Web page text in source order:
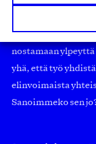
suuryrityksiin.
edistämään
nostamaan
yhä, että työ
elinvoimaista
Sanoimmeko sen